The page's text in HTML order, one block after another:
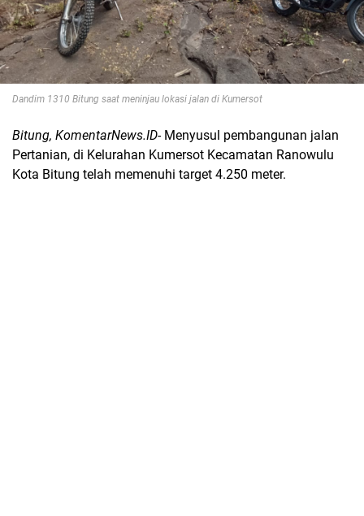
Dandim 1310 Bitung saat meninjau lokasi jalan di Kumersot
Bitung, KomentarNews.ID- Menyusul pembangunan jalan
Pertanian, di Kelurahan Kumersot Kecamatan Ranowulu
Kota Bitung telah memenuhi target 4.250 meter.